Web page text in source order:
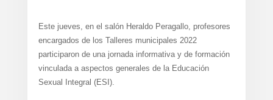
Este jueves, en el salón Heraldo Peragallo, profesores
encargados de los Talleres municipales 2022
participaron de una jornada informativa y de formación
vinculada a aspectos generales de la Educación
Sexual Integral (ESI).